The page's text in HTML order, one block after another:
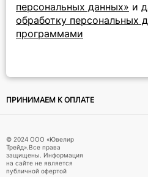
персональных данных» и
обработку персональных
программами
Подписываясь на рассылку, вы
ПРИНИМАЕМ К ОПЛАТЕ
© 2024 ООО «Ювелир
Трейд».Все права
защищены. Информация
на сайте не является
публичной офертой